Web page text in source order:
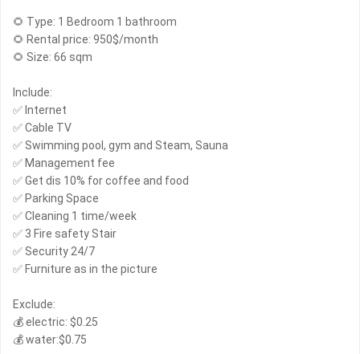
🌻 Type: 1 Bedroom 1 bathroom
🌻 Rental price: 950$/month
🌻 Size: 66 sqm
Include:
✅ Internet
✅ Cable TV
✅ Swimming pool, gym and Steam, Sauna
✅ Management fee
✅ Get dis 10% for coffee and food
✅ Parking Space
✅ Cleaning 1 time/week
✅ 3 Fire safety Stair
✅ Security 24/7
✅ Furniture as in the picture
Exclude:
💰 electric: $0.25
💰 water:$0.75